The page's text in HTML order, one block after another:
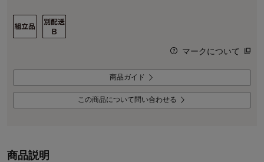
マークについて
商品ガイド
この商品について問い合わせる
商品説明